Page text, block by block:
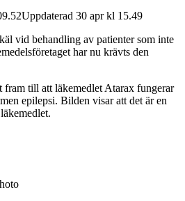
30 apr kl 15.49
vid behandling av patienter som inte
har nu krävts den
till att läkemedlet Atarax fungerar
epilepsi. Bilden visar att det är en